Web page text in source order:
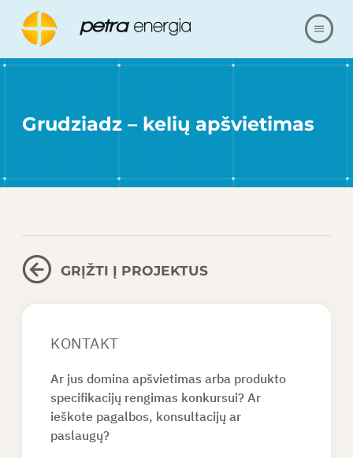
PASIŪLYMAS
KLAUSIMAI IR ATSAKYMAI
PAPRAŠYTI PASIŪLYMO
Grudziadz – kelių apšvietimas
GRĮŽTI Į PROJEKTUS
KONTAKT
Ar jus domina apšvietimas arba produkto
specifikacijų rengimas konkursui? Ar
ieškote pagalbos, konsultacijų ar
paslaugų?